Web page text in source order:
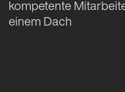
kompetente
einem Dach